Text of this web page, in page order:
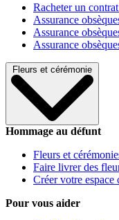
Racheter un
Assurance
Assurance
Assurance
Fleurs et cérémonie
Hommage au défunt
Fleurs et
Faire livrer des
Créer votre espace
Pour vous aider